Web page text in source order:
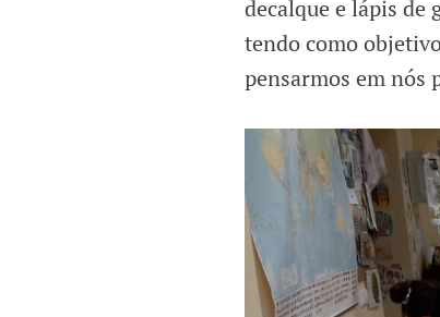
decalque e lápis de
tendo como
pensarmos em nós